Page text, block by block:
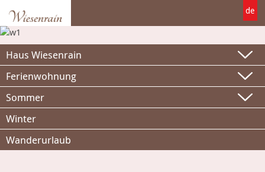
de
Haus Wiesenrain
Ferienwohnung
Sommer
Winter
Wanderurlaub